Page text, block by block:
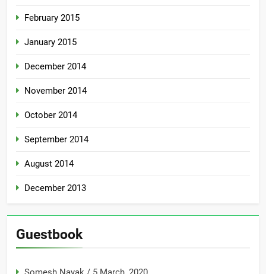
February 2015
January 2015
December 2014
November 2014
October 2014
September 2014
August 2014
December 2013
Guestbook